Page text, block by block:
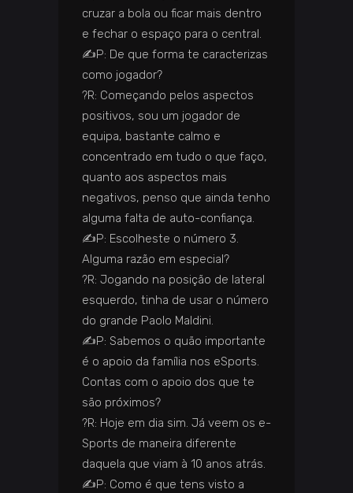
cruzar a bola ou ficar mais dentro
e fechar o espaço para o central.
✍️P: De que forma te caracterizas
como jogador?
?️R: Começando pelos aspectos
positivos, sou um jogador de
equipa, bastante calmo e
concentrado em tudo o que faço,
quanto aos aspectos mais
negativos, penso que ainda tenho
alguma falta de auto-confiança.
✍️P: Escolheste o número 3.
Alguma razão em especial?
?️R: Jogando na posição de lateral
esquerdo, tinha de usar o número
do grande Paolo Maldini.
✍️P: Sabemos o quão importante
é o apoio da família nos eSports.
Contas com o apoio dos que te
são próximos?
?️R: Hoje em dia sim. Já veem os e-
Sports de maneira diferente
daquela que viam à 10 anos atrás.
✍️P: Como é que tens visto a